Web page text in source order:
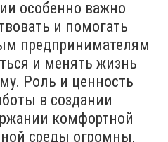
особенно важно
и помогать
предпринимателям
и менять жизнь
Роль и ценность
в создании
комфортной
среды огромны,